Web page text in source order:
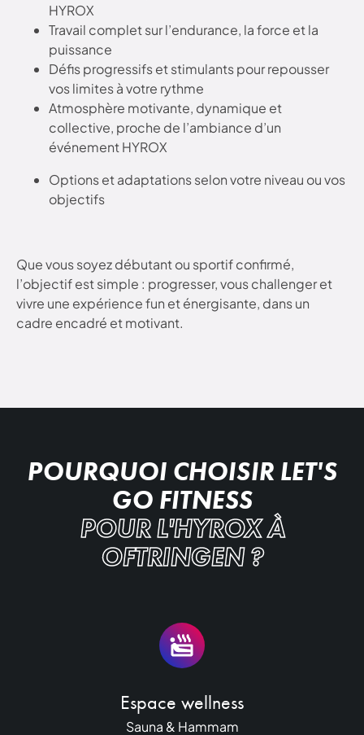
HYROX
Travail complet sur l’endurance, la force et la
puissance
Défis progressifs et stimulants pour repousser
vos limites à votre rythme
Atmosphère motivante, dynamique et
collective, proche de l’ambiance d’un
événement HYROX
Options et adaptations selon votre niveau ou vos
objectifs
Que vous soyez débutant ou sportif confirmé,
l’objectif est simple : progresser, vous challenger et
vivre une expérience fun et énergisante, dans un
cadre encadré et motivant.
POURQUOI CHOISIR LET'S
GO FITNESS
POUR L'HYROX À
OFTRINGEN ?
Espace wellness
Sauna & Hammam